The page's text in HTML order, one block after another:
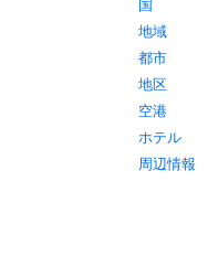
国
地域
都市
地区
空港
ホテル
周辺情報